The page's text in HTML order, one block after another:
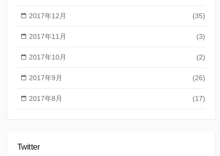
2017年12月 (35)
2017年11月 (3)
2017年10月 (2)
2017年9月 (26)
2017年8月 (17)
Twitter